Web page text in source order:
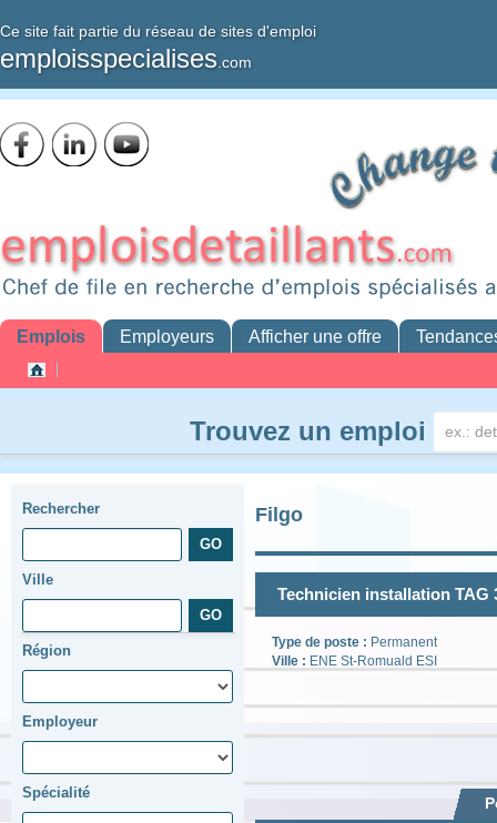
Ce site fait partie du réseau de sites d'emploi
emploisspecialises .com
Emplois Employeurs Afficher une offre
Trouvez un emploi
Rechercher
Ville
Région
Employeur
Spécialité
Filgo
Technicien installation TAG
Type de poste : Permanent
Ville : ENE St-Romuald ESI